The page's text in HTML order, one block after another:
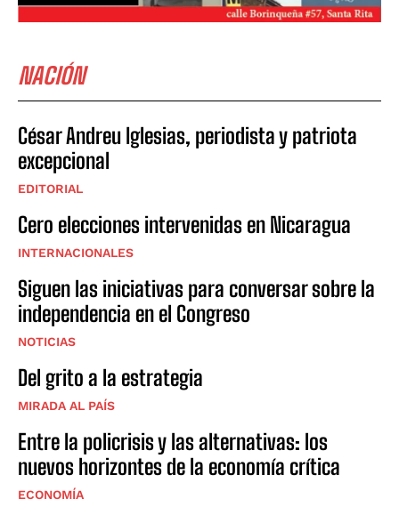
NACIÓN
César Andreu Iglesias, periodista y patriota
excepcional
EDITORIAL
Cero elecciones intervenidas en Nicaragua
INTERNACIONALES
Siguen las iniciativas para conversar sobre la
independencia en el Congreso
NOTICIAS
Del grito a la estrategia
MIRADA AL PAÍS
Entre la policrisis y las alternativas: los
nuevos horizontes de la economía crítica
ECONOMÍA